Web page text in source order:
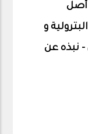
أصل
و
نبذه عن